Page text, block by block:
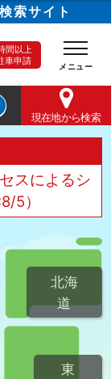
索サイト
間以上
車申請
現在地から検索
スによるシ
5）
北海
道
東